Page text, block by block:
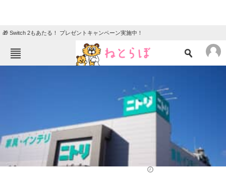
🎁 Switch 2もあたる！ プレゼントキャンペーン実施中！
クイズ
住まい 教育・育児